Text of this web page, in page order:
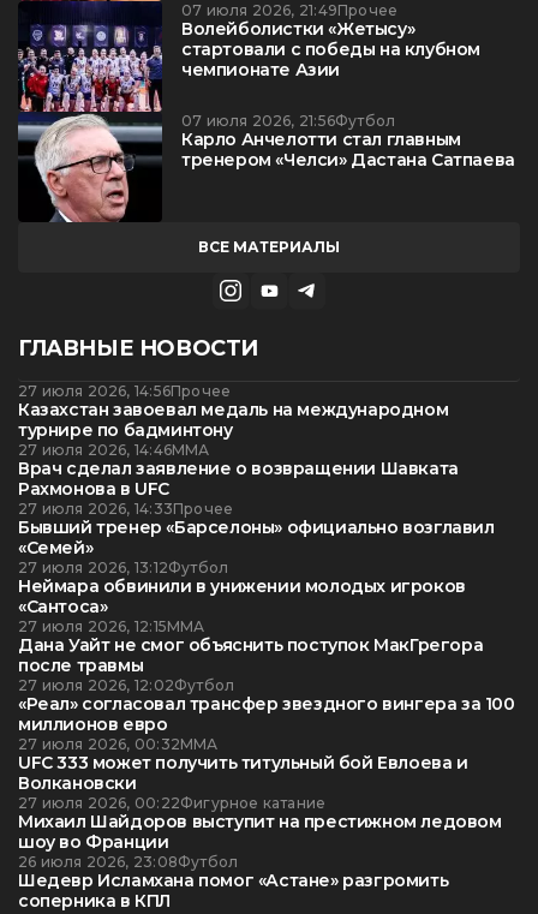
07 июля 2026, 21:49Прочее
Волейболистки «Жетысу»
стартовали с победы на клубном
чемпионате Азии
07 июля 2026, 21:56Футбол
Карло Анчелотти стал главным
тренером «Челси» Дастана Сатпаева
ВСЕ МАТЕРИАЛЫ
ГЛАВНЫЕ НОВОСТИ
27 июля 2026, 14:56Прочее
Казахстан завоевал медаль на международном
турнире по бадминтону
27 июля 2026, 14:46ММА
Врач сделал заявление о возвращении Шавката
Рахмонова в UFC
27 июля 2026, 14:33Прочее
Бывший тренер «Барселоны» официально возглавил
«Семей»
27 июля 2026, 13:12Футбол
Неймара обвинили в унижении молодых игроков
«Сантоса»
27 июля 2026, 12:15ММА
Дана Уайт не смог объяснить поступок МакГрегора
после травмы
27 июля 2026, 12:02Футбол
«Реал» согласовал трансфер звездного вингера за 100
миллионов евро
27 июля 2026, 00:32ММА
UFC 333 может получить титульный бой Евлоева и
Волкановски
27 июля 2026, 00:22Фигурное катание
Михаил Шайдоров выступит на престижном ледовом
шоу во Франции
26 июля 2026, 23:08Футбол
Шедевр Исламхана помог «Астане» разгромить
соперника в КПЛ